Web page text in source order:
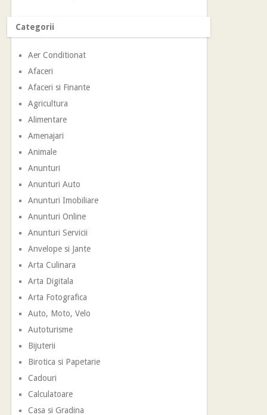
Categorii
Aer Conditionat
Afaceri
Afaceri si Finante
Agricultura
Alimentare
Amenajari
Animale
Anunturi
Anunturi Auto
Anunturi Imobiliare
Anunturi Online
Anunturi Servicii
Anvelope si Jante
Arta Culinara
Arta Digitala
Arta Fotografica
Auto, Moto, Velo
Autoturisme
Bijuterii
Birotica si Papetarie
Cadouri
Calculatoare
Casa si Gradina